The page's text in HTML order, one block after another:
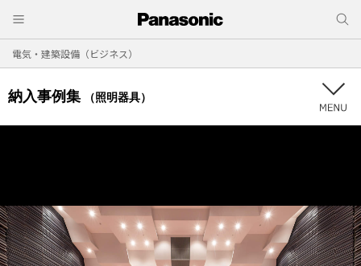
電気・建築設備（ビジネス）
納入事例集 （照明器具）